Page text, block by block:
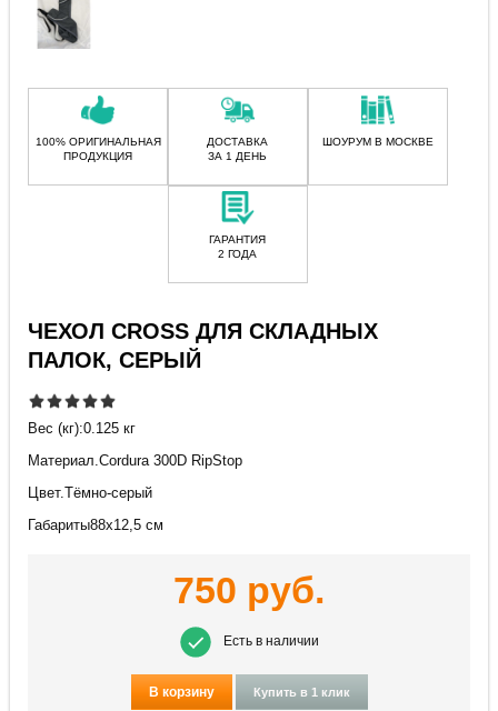
100% ОРИГИНАЛЬНАЯ
ПРОДУКЦИЯ
ДОСТАВКА
ЗА 1 ДЕНЬ
ШОУРУМ В МОСКВЕ
ГАРАНТИЯ
2 ГОДА
ЧЕХОЛ CROSS ДЛЯ СКЛАДНЫХ
ПАЛОК, СЕРЫЙ
Вес (кг):0.125 кг
Материал.Cordura 300D RipStop
Цвет.Тёмно-серый
Габариты88х12,5 см
750 руб.
Есть в наличии
В корзину Купить в 1 клик